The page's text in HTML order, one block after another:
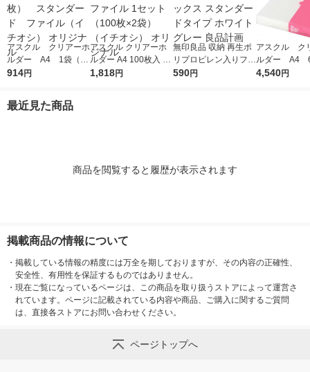
アスクル クリアーホ
ルダー A4 1袋（10
0枚） スタンダー
914円
アスクル クリアーホ
ルダー A4 100枚入 ス
タンダード ファイル
1,818円
無印良品 収納 再生ポ
リプロピレン入りファ
イルボックス スタン
590円
アスクル ク
ルダー A4
エコノミー
4,540円
最近見た商品
商品を閲覧すると履歴が表示されます
掲載商品の情報について
・ 掲載している情報の精度には万全を期しておりますが、その内容の正確性、
安全性、有用性を保証するものではありません。
・ 現在ご覧になっているページは、この商品を取り扱うストアによって運営さ
れています。ページに記載されている内容や商品、ご購入に関するご質問
は、直接各ストアにお問い合わせください。
ページトップへ